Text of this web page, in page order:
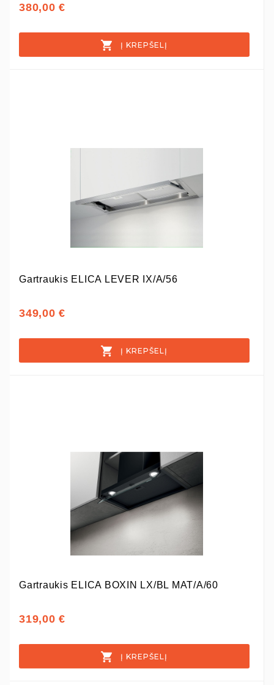
380,00 €
Į KREPŠELĮ
Gartraukis ELICA LEVER IX/A/56
349,00 €
Į KREPŠELĮ
Gartraukis ELICA BOXIN LX/BL MAT/A/60
319,00 €
Į KREPŠELĮ